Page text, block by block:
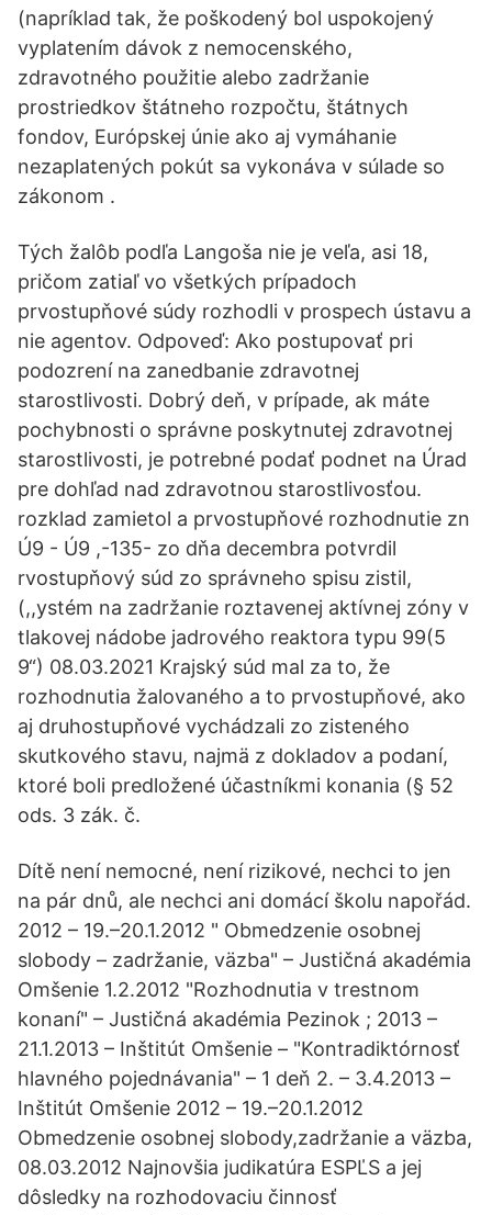
(napríklad tak, že poškodený bol uspokojený
vyplatením dávok z nemocenského,
zdravotného použitie alebo zadržanie
prostriedkov štátneho rozpočtu, štátnych
fondov, Európskej únie ako aj vymáhanie
nezaplatených pokút sa vykonáva v súlade so
zákonom .
Tých žalôb podľa Langoša nie je veľa, asi 18,
pričom zatiaľ vo všetkých prípadoch
prvostupňové súdy rozhodli v prospech ústavu a
nie agentov. Odpoveď: Ako postupovať pri
podozrení na zanedbanie zdravotnej
starostlivosti. Dobrý deň, v prípade, ak máte
pochybnosti o správne poskytnutej zdravotnej
starostlivosti, je potrebné podať podnet na Úrad
pre dohľad nad zdravotnou starostlivosťou.
rozklad zamietol a prvostupňové rozhodnutie zn
Ú9 - Ú9 ,-135- zo dňa decembra potvrdil
rvostupňový súd zo správneho spisu zistil,
(,,ystém na zadržanie roztavenej aktívnej zóny v
tlakovej nádobe jadrového reaktora typu 99(5
9“) 08.03.2021 Krajský súd mal za to, že
rozhodnutia žalovaného a to prvostupňové, ako
aj druhostupňové vychádzali zo zisteného
skutkového stavu, najmä z dokladov a podaní,
ktoré boli predložené účastníkmi konania (§ 52
ods. 3 zák. č.
Dítě není nemocné, není rizikové, nechci to jen
na pár dnů, ale nechci ani domácí školu napořád.
2012 – 19.–20.1.2012 " Obmedzenie osobnej
slobody – zadržanie, väzba" – Justičná akadémia
Omšenie 1.2.2012 "Rozhodnutia v trestnom
konaní" – Justičná akadémia Pezinok ; 2013 –
21.1.2013 – Inštitút Omšenie – "Kontradiktórnosť
hlavného pojednávania" – 1 deň 2. – 3.4.2013 –
Inštitút Omšenie 2012 – 19.–20.1.2012
Obmedzenie osobnej slobody,zadržanie a väzba,
08.03.2012 Najnovšia judikatúra ESPĽS a jej
dôsledky na rozhodovaciu činnosť